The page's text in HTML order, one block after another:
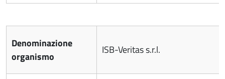
Denominazione
organismo
ISB-Veritas s.r.l.